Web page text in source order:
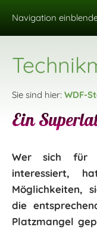
Navigation
Sie sind hier: WDF-
Ein
Wer sich für
interessiert,
Möglichkeiten,
die
Platzmangel